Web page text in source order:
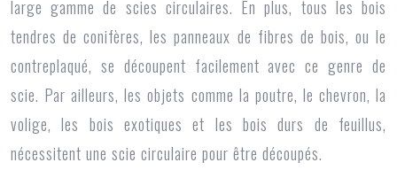
large gamme de scies circulaires. En plus, tous les bois
tendres de conifères, les panneaux de fibres de bois, ou le
contreplaqué, se découpent facilement avec ce genre de
scie. Par ailleurs, les objets comme la poutre, le chevron, la
volige, les bois exotiques et les bois durs de feuillus,
nécessitent une scie circulaire pour être découpés.